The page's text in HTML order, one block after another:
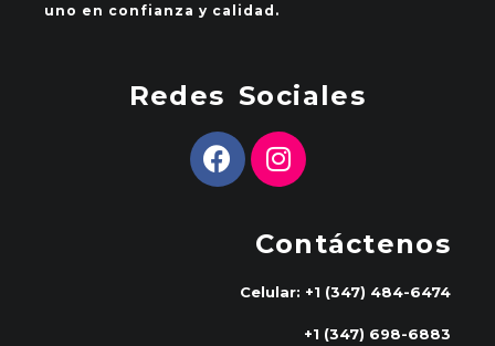
uno en confianza y calidad.
Redes Sociales
Contáctenos
Celular: +1 (347) 484-6474
+1 (347) 698-6883